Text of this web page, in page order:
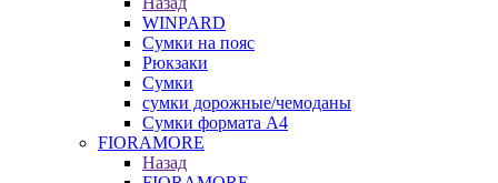
WINPARD
Сумки на пояс
Рюкзаки
Сумки
сумки дорожные/чемоданы
Сумки формата А4
FIORAMORE
Назад